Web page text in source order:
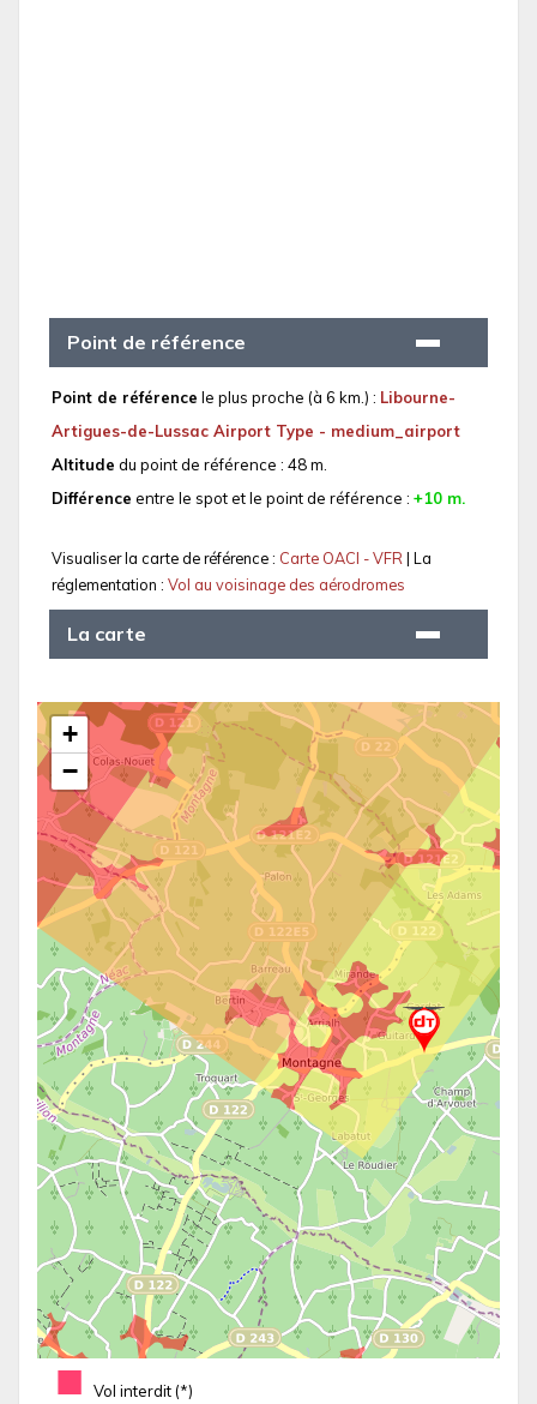
Point de référence
Point de référence le plus proche (à 6 km.) : Libourne-
Artigues-de-Lussac Airport Type - medium_airport
Altitude du point de référence : 48 m.
Différence entre le spot et le point de référence : +10 m.
Visualiser la carte de référence : Carte OACI - VFR| La
réglementation : Vol au voisinage des aérodromes
La carte
■ Vol interdit (*)